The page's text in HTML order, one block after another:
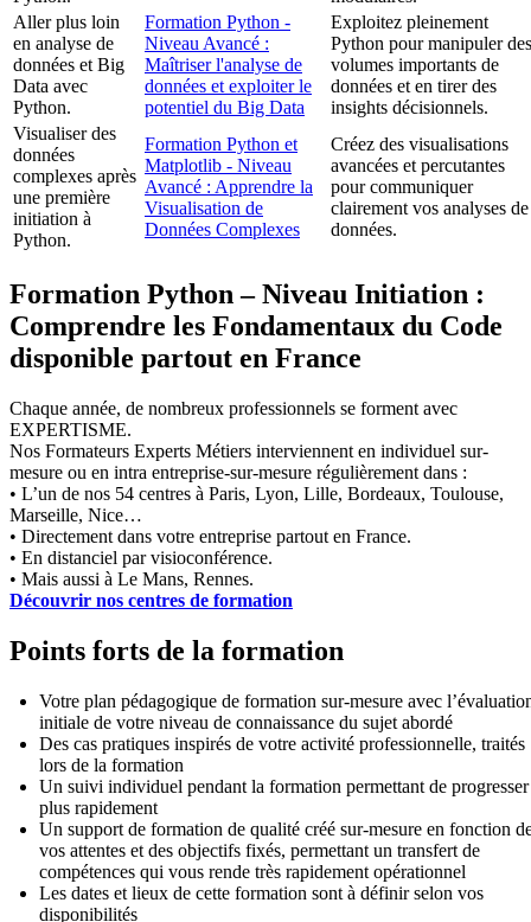
Aller plus loin
en analyse de
données et Big
Data avec
Python.
Formation Python -
Niveau Avancé :
Maîtriser l'analyse de
données et exploiter le
potentiel du Big Data
Exploitez pleinement
Python pour manipuler des
volumes importants de
données et en tirer des
insights décisionnels.
Visualiser des
données
complexes après
une première
initiation à
Python.
Formation Python et
Matplotlib - Niveau
Avancé : Apprendre la
Visualisation de
Données Complexes
Créez des visualisations
avancées et percutantes
pour communiquer
clairement vos analyses de
données.
Formation Python – Niveau Initiation :
Comprendre les Fondamentaux du Code
disponible partout en France
Chaque année, de nombreux professionnels se forment avec
EXPERTISME.
Nos Formateurs Experts Métiers interviennent en individuel sur-
mesure ou en intra entreprise-sur-mesure régulièrement dans :
• L’un de nos 54 centres à Paris, Lyon, Lille, Bordeaux, Toulouse,
Marseille, Nice…
• Directement dans votre entreprise partout en France.
• En distanciel par visioconférence.
• Mais aussi à Le Mans, Rennes.
Découvrir nos centres de formation
Points forts de la formation
Votre plan pédagogique de formation sur-mesure avec
initiale de votre niveau de connaissance du sujet abordé
Des cas pratiques inspirés de votre activité professionnelle, traités
lors de la formation
Un suivi individuel pendant la formation permettant de progresser
plus rapidement
Un support de formation de qualité créé sur-mesure en fonction
vos attentes et des objectifs fixés, permettant un transfert de
compétences qui vous rende très rapidement opérationnel
Les dates et lieux de cette formation sont à définir selon vos
disponibilités